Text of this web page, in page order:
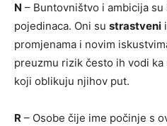
N – Buntovništvo i ambicija
pojedinaca. Oni su strastveni
promjenama i novim
preuzmu rizik često ih vodi
koji oblikuju njihov put.
R – Osobe čije ime počinje s